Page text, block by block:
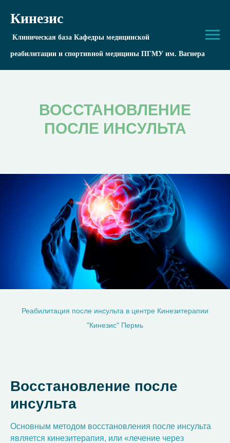
Кинезис
Клиническая база Кафедры медицинской
реабилитации и спортивной медицины ПГМУ им. Вагнера
ВОССТАНОВЛЕНИЕ
ПОСЛЕ ИНСУЛЬТА
Реабилитация после инсульта в центре Кинезитерапии
"Кинезис" Пермь
Восстановление после
инсульта
Основным методом восстановления после инсульта
является кинезитерапия, или «лечение через